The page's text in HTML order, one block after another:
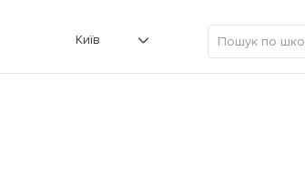
Київ